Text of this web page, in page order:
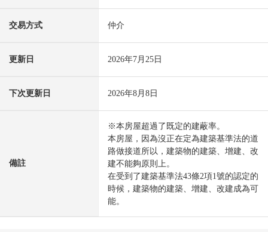
交易方式 仲介
更新日 2026年7月25日
下次更新日 2026年8月8日
備註
※本房屋超過了既定的建蔽率。
本房屋，因為沒正在定為建築基準法的道
路做接道所以，建築物的建築、增建、改
建不能夠原則上。
在受到了建築基準法43條2項1號的認定的
時候，建築物的建築、增建、改建成為可
能。